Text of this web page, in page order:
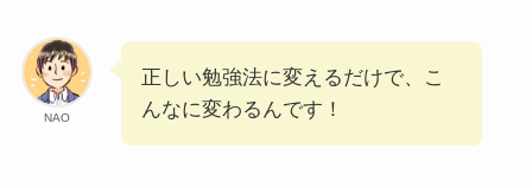
NAO
正しい勉強法に変えるだけで、こ
んなに変わるんです！